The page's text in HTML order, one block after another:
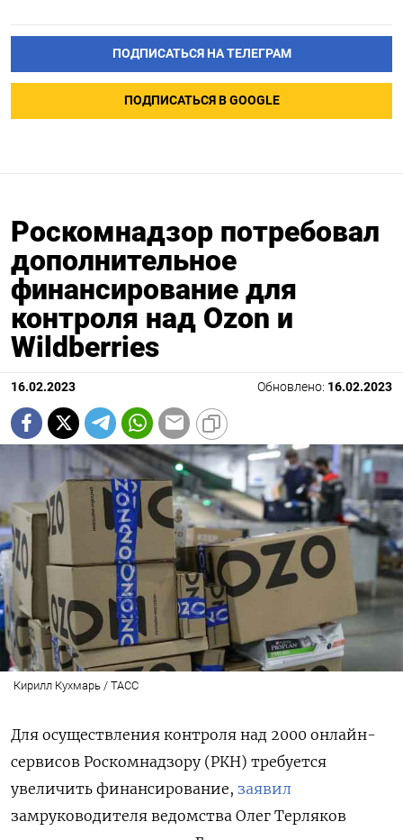
ПОДПИСАТЬСЯ НА ТЕЛЕГРАМ
ПОДПИСАТЬСЯ В GOOGLE
Роскомнадзор потребовал
дополнительное
финансирование для
контроля над Ozon и
Wildberries
16.02.2023 Обновлено: 16.02.2023
Кирилл Кухмарь / ТАСС
Для осуществления контроля над 2000 онлайн-
сервисов Роскомнадзору (РКН) требуется
увеличить финансирование, заявил
замруководителя ведомства Олег Терляков